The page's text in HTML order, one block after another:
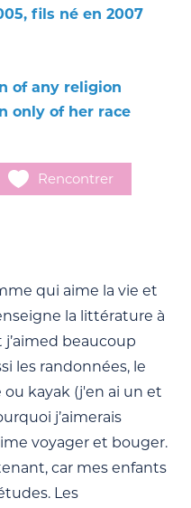
fils né en 2007
of any religion
only of her race
Rencontrer
qui aime la vie et
la littérature à
j’aimed beaucoup
les randonnées, le
ou kayak (j'en ai un et
j’aimerais
voyager et bouger.
car mes enfants
Les